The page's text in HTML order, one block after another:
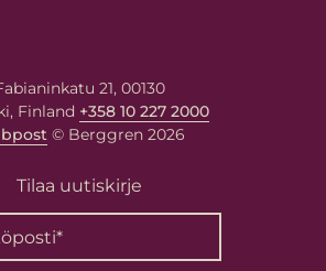
21, 00130
Finland +358 10 227 2000
© Berggren 2026
Tilaa uutiskirje